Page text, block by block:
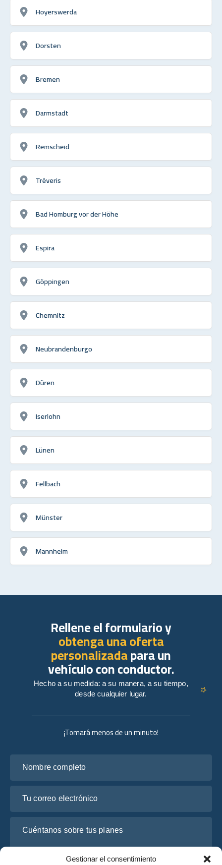
Gestionar el consentimiento
Hoyerswerda
Dorsten
Bremen
Darmstadt
Remscheid
Tréveris
Bad Homburg vor der Höhe
Espira
Göppingen
Chemnitz
Neubrandenburgo
Düren
Iserlohn
Lünen
Fellbach
Münster
Mannheim
¡Tomará menos de un minuto!
Rellene el formulario y
obtenga una oferta
personalizadapara un
vehículo con conductor.
Hecho a su medida: a su manera, a su tiempo,
desde cualquier lugar.